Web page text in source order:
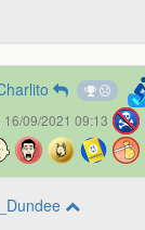
16/09/2021 09:13